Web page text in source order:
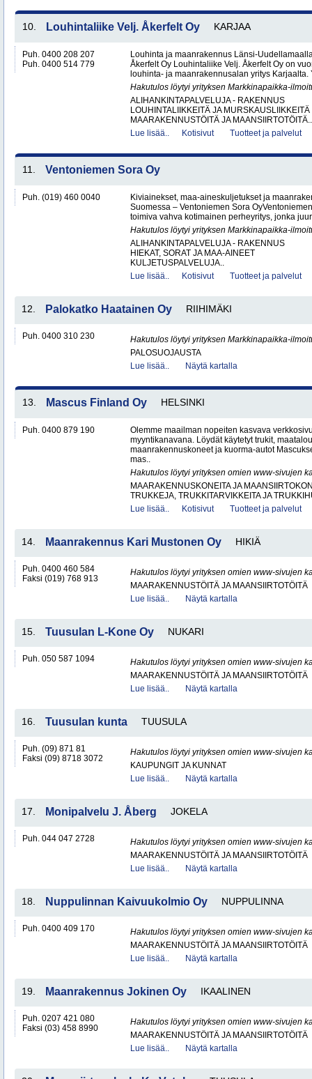
10. Louhintaliike Velj. Åkerfelt Oy KARJAA
Puh. 0400 208 207
Puh. 0400 514 779
Louhinta ja maanrakennus Länsi-
Åkerfelt Oy Louhintaliike Velj. Åkerfelt Oy on
louhinta- ja maanrakennusalan yritys Karjaalta.
Hakutulos löytyi yrityksen Markkinapaikka-
ALIHANKINTAPALVELUJA - RAKENNUS
LOUHINTALIIKKEITÄ JA MURSKAUSLIIKKEITÄ
MAARAKENNUSTÖITÄ JA MAANSIIRTOTÖITÄ..
Lue lisää..
Kotisivut Tuotteet ja palvelut
11. Ventoniemen Sora Oy
Puh. (019) 460 0040
Kiviainekset, maa-aineskuljetukset ja
Suomessa – Ventoniemen Sora
toimiva vahva kotimainen perheyritys, jonka
Hakutulos löytyi yrityksen Markkinapaikka-
ALIHANKINTAPALVELUJA - RAKENNUS
HIEKAT, SORAT JA MAA-AINEET
KULJETUSPALVELUJA..
Lue lisää..
Kotisivut Tuotteet ja palvelut
12. Palokatko Haatainen Oy RIIHIMÄKI
Puh. 0400 310 230
Hakutulos löytyi yrityksen Markkinapaikka-
PALOSUOJAUSTA
Lue lisää..
Näytä kartalla
13. Mascus Finland Oy HELSINKI
Puh. 0400 879 190
Olemme maailman nopeiten kasvava
myyntikanavana. Löydät käytetyt trukit,
maanrakennuskoneet ja kuorma-autot
mas..
Hakutulos löytyi yrityksen omien www-sivujen
MAARAKENNUSKONEITA JA
TRUKKEJA, TRUKKITARVIKKEITA JA
Lue lisää..
Kotisivut Tuotteet ja palvelut
14. Maanrakennus Kari Mustonen Oy HIKIÄ
Puh. 0400 460 584
Faksi (019) 768 913
Hakutulos löytyi yrityksen omien www-sivujen
MAARAKENNUSTÖITÄ JA MAANSIIRTOTÖITÄ
Lue lisää..
Näytä kartalla
15. Tuusulan L-Kone Oy NUKARI
Puh. 050 587 1094
Hakutulos löytyi yrityksen omien www-sivujen
MAARAKENNUSTÖITÄ JA MAANSIIRTOTÖITÄ
Lue lisää..
Näytä kartalla
16. Tuusulan kunta TUUSULA
Puh. (09) 871 81
Faksi (09) 8718 3072
Hakutulos löytyi yrityksen omien www-sivujen
KAUPUNGIT JA KUNNAT
Lue lisää..
Näytä kartalla
17. Monipalvelu J. Åberg JOKELA
Puh. 044 047 2728
Hakutulos löytyi yrityksen omien www-sivujen
MAARAKENNUSTÖITÄ JA MAANSIIRTOTÖITÄ
Lue lisää..
Näytä kartalla
18. Nuppulinnan Kaivuukolmio Oy NUPPULINNA
Puh. 0400 409 170
Hakutulos löytyi yrityksen omien www-sivujen
MAARAKENNUSTÖITÄ JA MAANSIIRTOTÖITÄ
Lue lisää..
Näytä kartalla
19. Maanrakennus Jokinen Oy IKAALINEN
Puh. 0207 421 080
Faksi (03) 458 8990
Hakutulos löytyi yrityksen omien www-sivujen
MAARAKENNUSTÖITÄ JA MAANSIIRTOTÖITÄ
Lue lisää..
Näytä kartalla